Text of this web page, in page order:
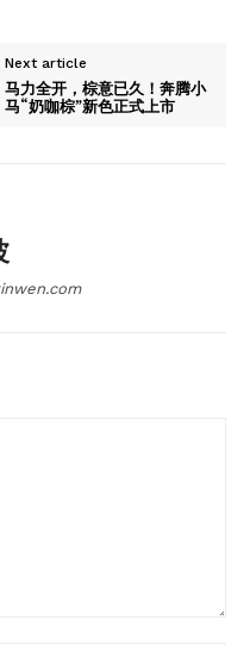
Next article
马力全开，棕意已久！奔腾小
马“奶咖棕”新色正式上市